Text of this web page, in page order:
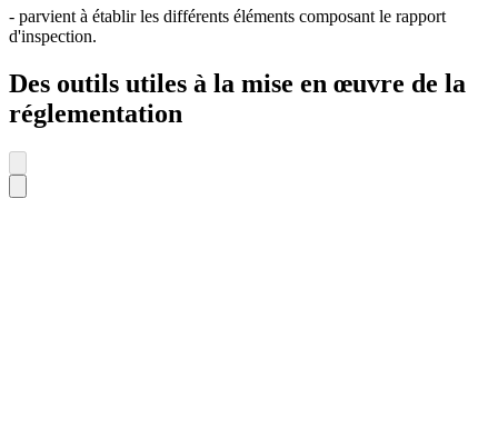
- parvient à établir les différents éléments composant le rapport
d'inspection.
Des outils utiles à la mise en œuvre de la
réglementation